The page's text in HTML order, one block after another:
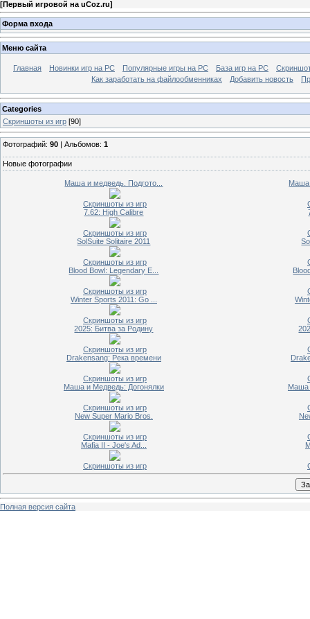
[Первый игровой на uCoz.ru]
Форма входа
Меню сайта
Главная Новинки игр на PC Популярные игры на PC База игр на РС
Как заработать на файлообменниках
Добавить новость
Categories
Скриншоты из игр [90]
Фотографий: 90 | Альбомов: 1
Новые фотографии
Маша и медведь. Подгото...
Скриншоты из игр
Маша
7.62: High Calibre
Скриншоты из игр
SolSuite Solitaire 2011
Скриншоты из игр
Blood Bowl: Legendary E...
Скриншоты из игр
Winter Sports 2011: Go ...
Скриншоты из игр
2025: Битва за Родину
Скриншоты из игр
Drakensang: Река времени
Скриншоты из игр
Маша и Медведь: Догонялки
Скриншоты из игр
Маша
New Super Mario Bros.
Скриншоты из игр
Mafia II - Joe's Ad...
Скриншоты из игр
Полная версия сайта